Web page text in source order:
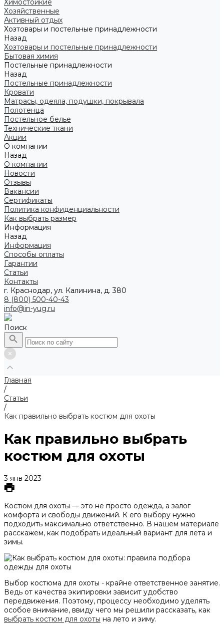
Химостойкие
Хозяйственные
Активный отдых
Хозтовары и постельные принадлежности
Назад
Хозтовары и постельные принадлежности
Бытовая химия
Постельные принадлежности
Назад
Постельные принадлежности
Кровати
Матрасы, одеяла, подушки, покрывала
Полотенца
Постельное белье
Технические ткани
Акции
О компании
Назад
О компании
Новости
Отзывы
Вакансии
Сертификаты
Политика конфиденциальности
Как выбрать размер
Информация
Назад
Информация
Способы оплаты
Гарантии
Статьи
Контакты
г. Краснодар, ул. Калинина, д. 380
8 (800) 500-40-43
info@in-yug.ru
Поиск
Главная
/
Статьи
/
Как правильно выбрать костюм для охоты
Как правильно выбрать
костюм для охоты
3 янв 2023
Костюм для охоты — это не просто одежда, а залог
комфорта и свободы движений. К его выбору нужно
подходить максимально ответственно. В нашем материале
расскажем, как подобрать идеальный вариант для лета и
зимы.
Выбор костюма для охоты - крайне ответственное занятие.
Ведь от качества экипировки зависит удобство
передвижения. Поэтому, процессу необходимо уделять
особое внимание, ввиду чего мы решили рассказать, как
выбрать костюм для охоты на лето и зиму.